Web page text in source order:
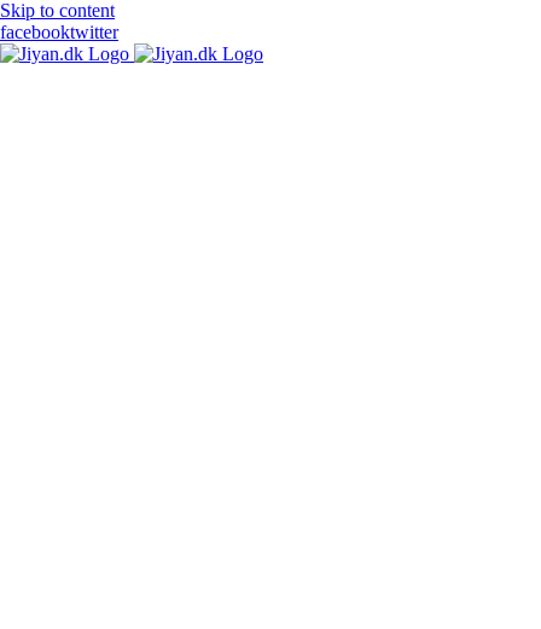
Skip to content
facebooktwitter